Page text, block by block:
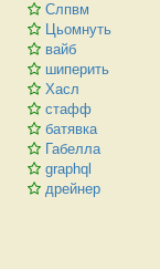
Слпвм
Цьомнуть
вайб
шиперить
Хасл
стафф
батявка
Габелла
graphql
дрейнер